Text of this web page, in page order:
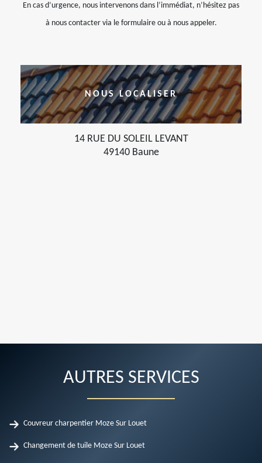
En cas d’urgence, nous intervenons dans l’immédiat, n’hésitez pas
à nous contacter via le formulaire ou à nous appeler.
NOUS LOCALISER
14 RUE DU SOLEIL LEVANT
49140 Baune
AUTRES SERVICES
Couvreur charpentier Moze Sur Louet
Changement de tuile Moze Sur Louet